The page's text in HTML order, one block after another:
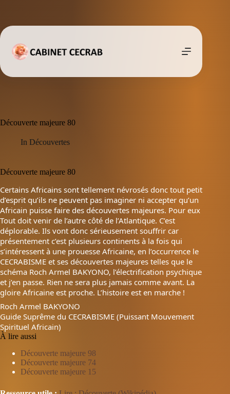
Découverte majeure 80
In Découvertes
Découverte majeure 80
Certains Africains sont tellement névrosés donc tout petit
d’esprit qu’ils ne peuvent pas imaginer ni accepter qu’un
Africain puisse faire des découvertes majeures. Pour eux
Tout doit venir de l’autre côté de l’Atlantique. C’est
déplorable. Ils vont donc sérieusement souffrir car
présentement c’est plusieurs continents à la fois qui
s’intéressent à une prouesse Africaine, en l’occurrence le
CECRABISME et ses découvertes majeures telles que le
schéma Roch Armel BAKYONO, l’électrification psychique
et j’en passe. Rien ne sera plus jamais comme avant. La
gloire Africaine est proche. L’histoire est en marche !
Roch Armel BAKYONO
Guide Suprême du CECRABISME (Puissant Mouvement
Spirituel Africain)
À lire aussi
Découverte majeure 98
Découverte majeure 74
Découverte majeure 15